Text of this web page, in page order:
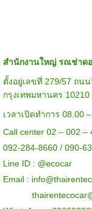
สำนักงานใหญ่ รถเช่าด
ตั้งอยู่เลขที่ 279/57 ถน
กรุงเทพมหานคร 10210
เวลาเปิดทำการ 08.00
Call center 02 – 002 –
092-284-8660 / 090-
Line ID : @ecocar
Email :